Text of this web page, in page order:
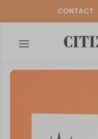
CONTACT